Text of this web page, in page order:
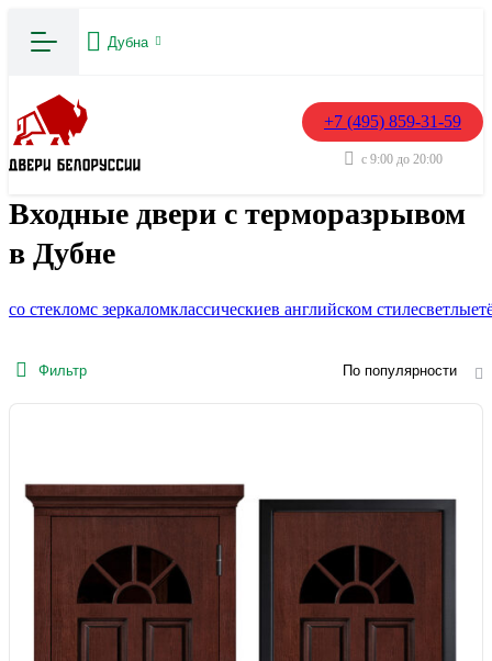
Дубна
+7 (495) 859-31-59
с 9:00 до 20:00
Входные двери с терморазрывом
в Дубне
со стекломс зеркаломклассическиев английском стилесветлые
Фильтр По популярности